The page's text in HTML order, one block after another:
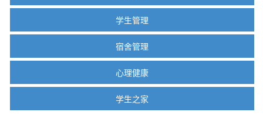
学生管理
宿舍管理
心理健康
学生之家